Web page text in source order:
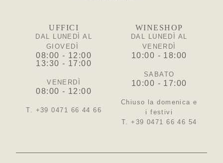
UFFICI
DAL LUNEDÌ AL
GIOVEDÌ
08:00 - 12:00
13:30 - 17:00
VENERDÌ
08:00 - 12:00
T. +39 0471 66 44 66
WINESHOP
DAL LUNEDÌ AL
VENERDÌ
10:00 - 18:00
SABATO
10:00 - 17:00
Chiuso la domenica e
i festivi
T. +39 0471 66 46 54